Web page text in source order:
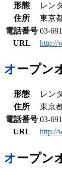
形態
レン
住所
東京
電話番号 03-
URL
http://
オープ
形態
レン
住所
東京
電話番号 03-
URL
http://
オープ